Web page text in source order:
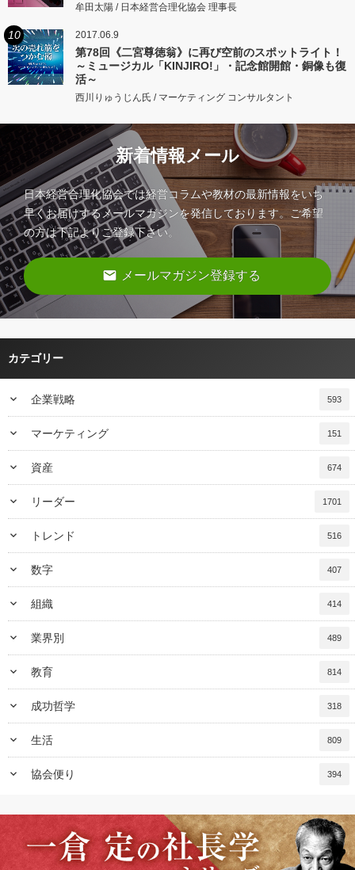
牟田太陽 / 日本経営合理化協会 理事長
10 2017.06.9
第78回《二宮尊徳翁》に再び空前のスポットライト！
～ミュージカル「KINJIRO!」・記念館開館・銅像も復
活～
西川りゅうじん氏 / マーケティング コンサルタント
新着情報メール
日本経営合理化協会では経営コラムや教材の最新情報をいち
早くお届けするメールマガジンを発信しております。ご希望
の方は下記よりご登録下さい。
email メールマガジン登録する
カテゴリー
keyboard_arrow_down 企業戦略 593
keyboard_arrow_down マーケティング 151
keyboard_arrow_down 資産 674
keyboard_arrow_down リーダー 1701
keyboard_arrow_down トレンド 516
keyboard_arrow_down 数字 407
keyboard_arrow_down 組織 414
keyboard_arrow_down 業界別 489
keyboard_arrow_down 教育 814
keyboard_arrow_down 成功哲学 318
keyboard_arrow_down 生活 809
keyboard_arrow_down 協会便り 394